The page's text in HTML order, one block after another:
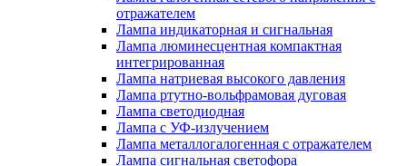
отражателем
Лампа индикаторная и сигнальная
Лампа люминесцентная компактная
интегрированная
Лампа натриевая высокого давления
Лампа ртутно-вольфрамовая дуговая
Лампа светодиодная
Лампа с УФ-излучением
Лампа металлогалогенная с отражателем
Лампа сигнальная светофора